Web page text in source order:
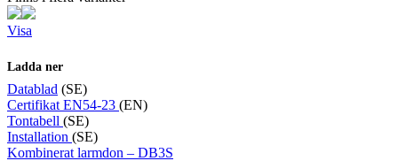
Visa
Ladda ner
Datablad (SE)
Certifikat EN54-23 (EN)
Tontabell (SE)
Installation (SE)
Kombinerat larmdon – DB3S